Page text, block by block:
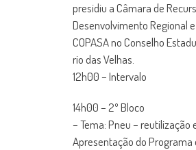
presidiu a Câmara de
Desenvolvimento Regional
COPASA no Conselho
rio das Velhas.
12h00 – Intervalo
14h00 – 2º Bloco
– Tema: Pneu – reutilização
Apresentação do Programa